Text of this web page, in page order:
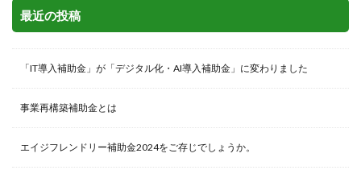
最近の投稿
「IT導入補助金」が「デジタル化・AI導入補助金」に変わりました
事業再構築補助金とは
エイジフレンドリー補助金2024をご存じでしょうか。